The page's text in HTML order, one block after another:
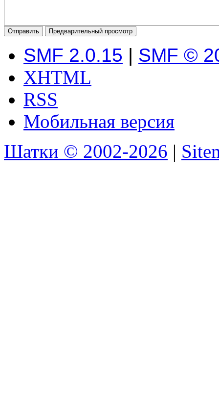
SMF 2.0.15 | SMF ©
XHTML
RSS
Мобильная версия
Шатки © 2002-2026 |